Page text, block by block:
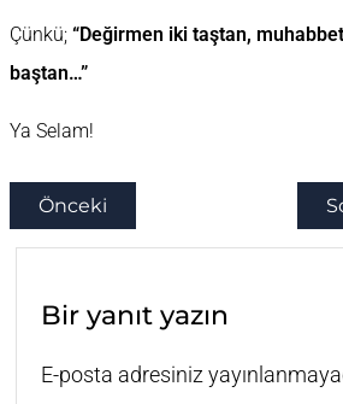
Çünkü; “Değirmen iki taştan,
baştan…”
Ya Selam!
Önceki
Bir yanıt yazın
E-posta adresiniz